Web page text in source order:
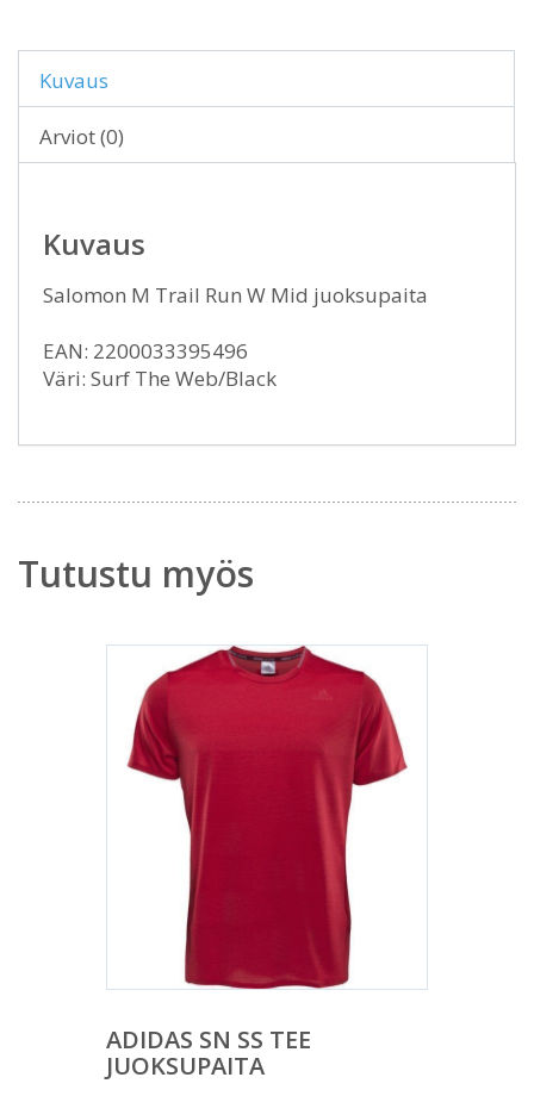
Kuvaus
Arviot (0)
Kuvaus
Salomon M Trail Run W Mid juoksupaita
EAN: 2200033395496
Väri: Surf The Web/Black
Tutustu myös
ADIDAS SN SS TEE
JUOKSUPAITA